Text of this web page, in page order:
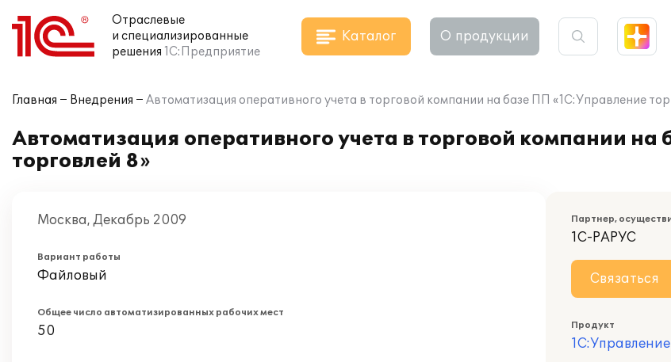
Отраслевые
и специализированные
решения 1С:Предприятие
Каталог О продукции
Главная Внедрения Автоматизация оперативного учета в торговой компании на базе ПП «1С:Управление
Автоматизация оперативного учета в торговой компании
торговлей 8»
Москва, Декабрь 2009
Вариант работы
Файловый
Общее число автоматизированных рабочих мест
50
Партнер,
1С-РАРУС
Связаться
Продукт
1С:Управление